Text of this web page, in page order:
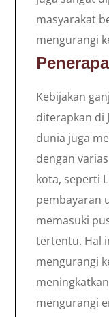
masyarakat
mengurangi
Kebijakan
diterapkan di
dunia juga
dengan
kota, seperti
pembayaran
memasuki
tertentu. Hal
mengurangi
mengurangi